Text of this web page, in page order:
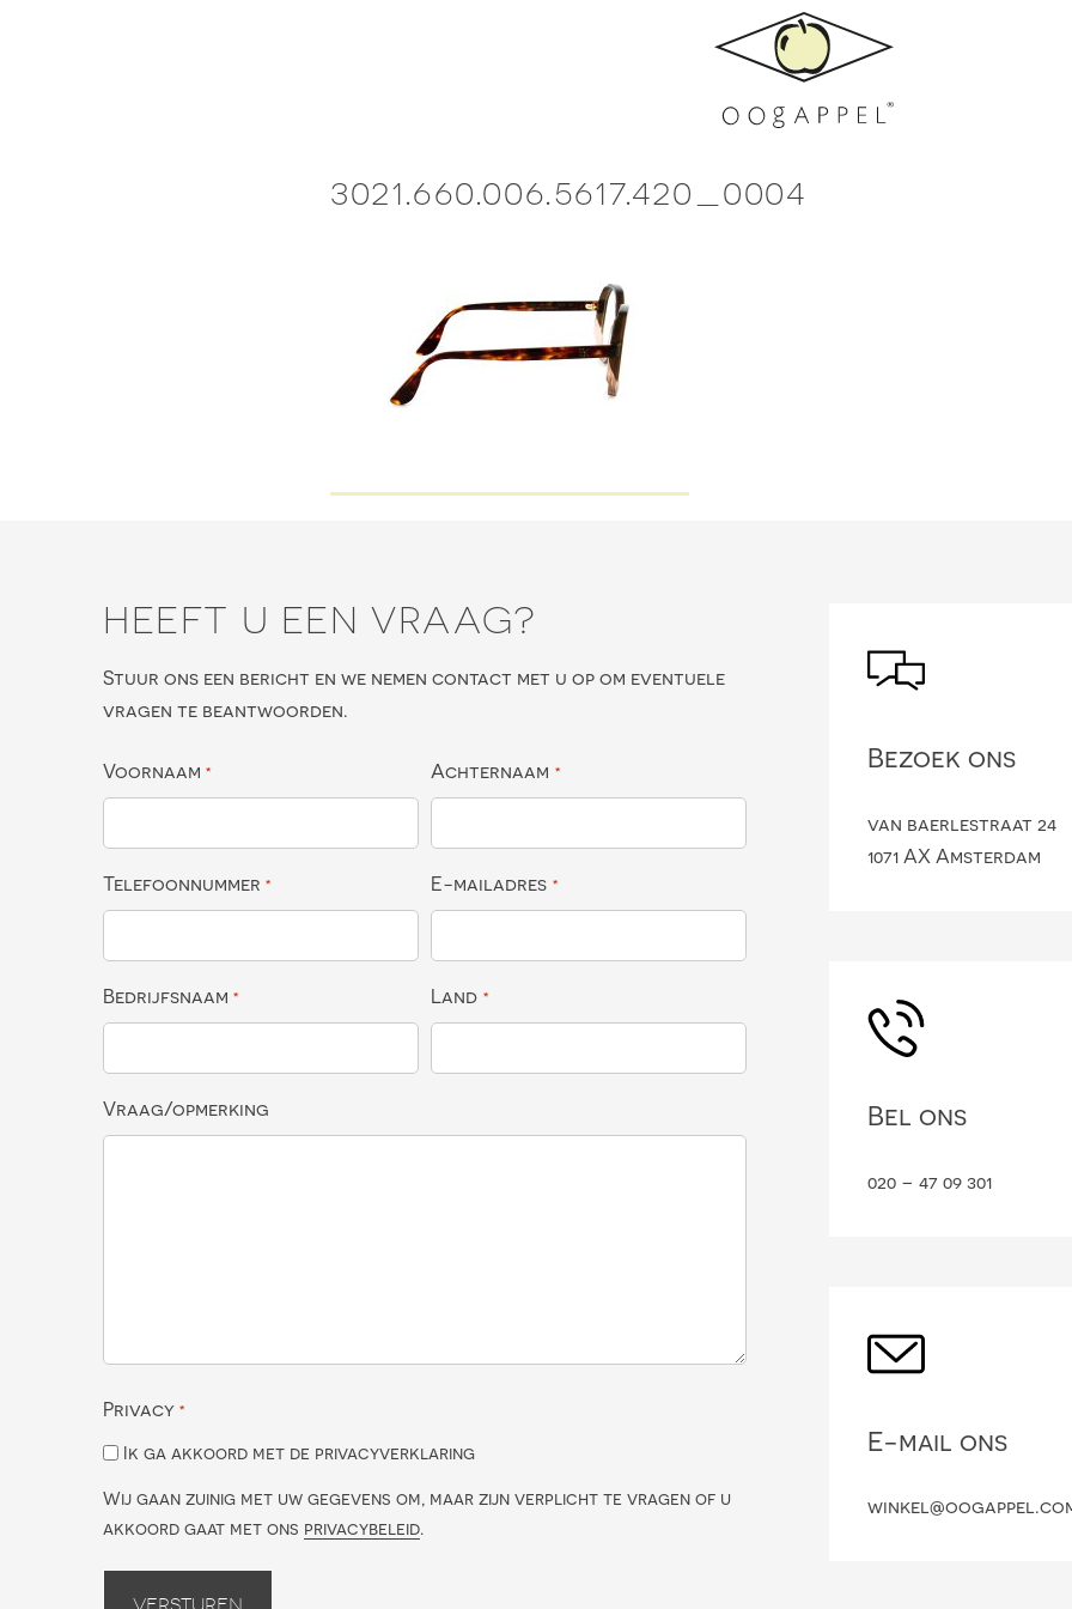
3021.660.006.5617.420_0004
HEEFT U EEN VRAAG?
Stuur ons een bericht en we nemen contact met u op om eventuele
vragen te beantwoorden.
Voornaam * Achternaam *
Telefoonnummer * E-mailadres *
Bedrijfsnaam * Land *
Vraag/opmerking
Privacy *
Ik ga akkoord met de privacyverklaring
Wij gaan zuinig met uw gegevens om, maar zijn verplicht te vragen of u
akkoord gaat met ons privacybeleid.
Bezoek ons
van baerlestraat 24
1071 AX Amsterdam
Bel ons
020 – 47 09 301
E-mail ons